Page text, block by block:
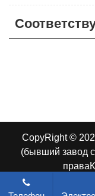
CopyRight ©
(бывший завод
права